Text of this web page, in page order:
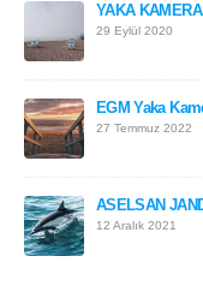
YAKA
29 Eylül 2020
EGM Yaka
27 Temmuz 2022
ASELSAN
12 Aralık 2021